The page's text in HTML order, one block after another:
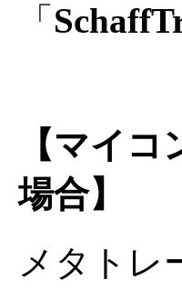
「
【マイ
場合】
メタトレ